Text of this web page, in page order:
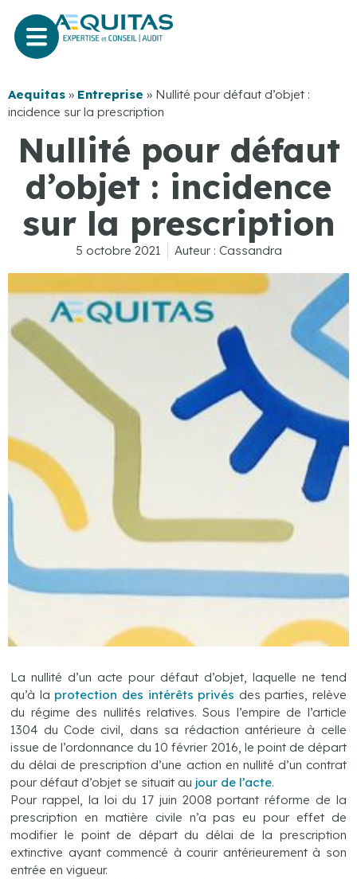
Aequitas » Entreprise » Nullité pour défaut d’objet :
incidence sur la prescription
Nullité pour défaut
d’objet : incidence
sur la prescription
5 octobre 2021 Auteur : Cassandra
La nullité d’un acte pour défaut d’objet, laquelle ne tend
qu’à la protection des intérêts privés des parties, relève
du régime des nullités relatives. Sous l’empire de l’article
1304 du Code civil, dans sa rédaction antérieure à celle
issue de l’ordonnance du 10 février 2016, le point de départ
du délai de prescription d’une action en nullité d’un contrat
pour défaut d’objet se situait au jour de l’acte.
Pour rappel, la loi du 17 juin 2008 portant réforme de la
prescription en matière civile n’a pas eu pour effet de
modifier le point de départ du délai de la prescription
extinctive ayant commencé à courir antérieurement à son
entrée en vigueur.